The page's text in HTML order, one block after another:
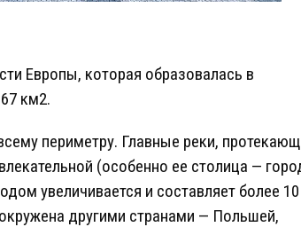
Европы, которая образовалась в
км2.
периметру. Главные реки,
(особенно ее столица —
увеличивается и составляет более 10
другими странами — Польшей,